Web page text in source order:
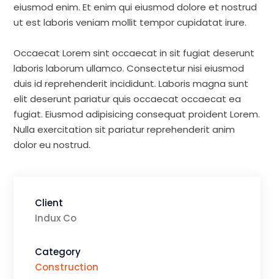
eiusmod enim. Et enim qui eiusmod dolore et nostrud
ut est laboris veniam mollit tempor cupidatat irure.
Occaecat Lorem sint occaecat in sit fugiat deserunt
laboris laborum ullamco. Consectetur nisi eiusmod
duis id reprehenderit incididunt. Laboris magna sunt
elit deserunt pariatur quis occaecat occaecat ea
fugiat. Eiusmod adipisicing consequat proident Lorem.
Nulla exercitation sit pariatur reprehenderit anim
dolor eu nostrud.
Client
Indux Co
Category
Construction